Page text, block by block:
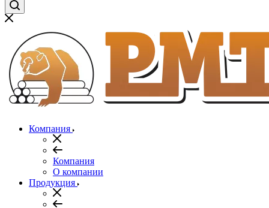
Компания
Компания
О компании
Продукция